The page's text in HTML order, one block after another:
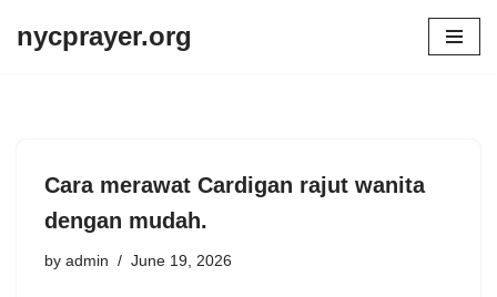
nycprayer.org
Cara merawat Cardigan rajut wanita
dengan mudah.
by admin June 19, 2026